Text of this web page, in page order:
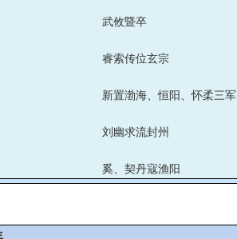
武攸暨卒
睿索传位玄宗
新置渤海、恒阳、怀柔三军
刘幽求流封州
奚、契丹寇渔阳